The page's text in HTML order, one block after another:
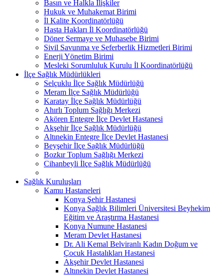
Basın ve Halkla İlişkiler
Hukuk ve Muhakemat Birimi
İl Kalite Koordinatörlüğü
Hasta Hakları İl Koordinatörlüğü
Döner Sermaye ve Muhasebe Birimi
Sivil Savunma ve Seferberlik Hizmetleri Birimi
Enerji Yönetim Birimi
Mesleki Sorumluluk Kurulu İl Koordinatörlüğü
İlçe Sağlık Müdürlükleri
Selçuklu İlçe Sağlık Müdürlüğü
Meram İlçe Sağlık Müdürlüğü
Karatay İlçe Sağlık Müdürlüğü
Ahırlı Toplum Sağlığı Merkezi
Akören Entegre İlçe Devlet Hastanesi
Akşehir İlçe Sağlık Müdürlüğü
Altınekin Entegre İlçe Devlet Hastanesi
Beyşehir İlçe Sağlık Müdürlüğü
Bozkır Toplum Sağlığı Merkezi
Cihanbeyli İlçe Sağlık Müdürlüğü
Sağlık Kuruluşları
Kamu Hastaneleri
Konya Şehir Hastanesi
Konya Sağlık Bilimleri Üniversitesi Beyhekim
Eğitim ve Araştırma Hastanesi
Konya Numune Hastanesi
Meram Devlet Hastanesi
Dr. Ali Kemal Belviranlı Kadın Doğum ve
Çocuk Hastalıkları Hastanesi
Akşehir Devlet Hastanesi
Altınekin Devlet Hastanesi